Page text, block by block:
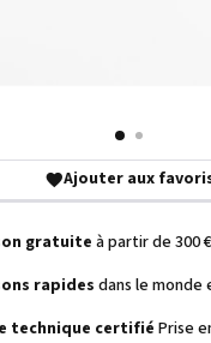
Ajouter aux
gratuite à partir de 300
rapides dans le monde
technique certifié Prise